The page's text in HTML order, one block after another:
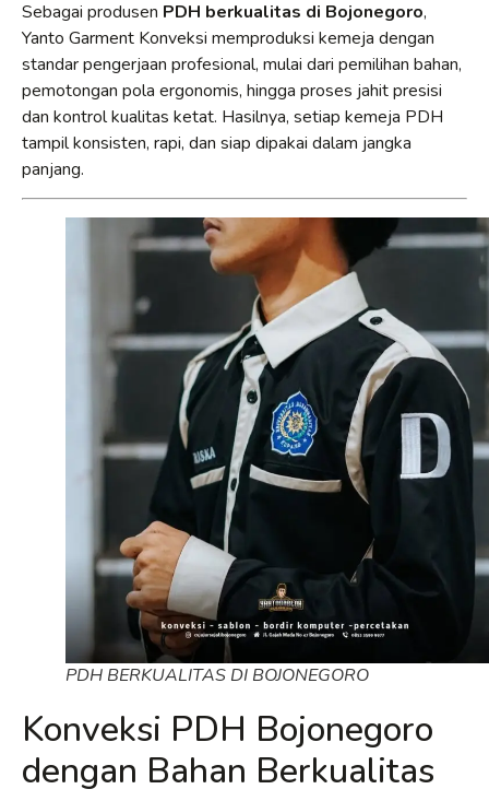
Sebagai produsen PDH berkualitas di Bojonegoro,
Yanto Garment Konveksi memproduksi kemeja dengan
standar pengerjaan profesional, mulai dari pemilihan bahan,
pemotongan pola ergonomis, hingga proses jahit presisi
dan kontrol kualitas ketat. Hasilnya, setiap kemeja PDH
tampil konsisten, rapi, dan siap dipakai dalam jangka
panjang.
PDH BERKUALITAS DI BOJONEGORO
Konveksi PDH Bojonegoro
dengan Bahan Berkualitas